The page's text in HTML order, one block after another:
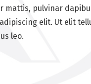
mattis, pulvinar
elit. Ut elit
leo.